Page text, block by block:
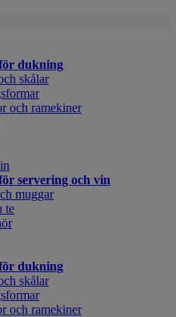
dukning
skålar
och ramekiner
servering och vin
muggar
te
dukning
skålar
och ramekiner